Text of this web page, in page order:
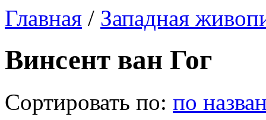
Главная / Западная
Винсент ван Гог
Сортировать по: по